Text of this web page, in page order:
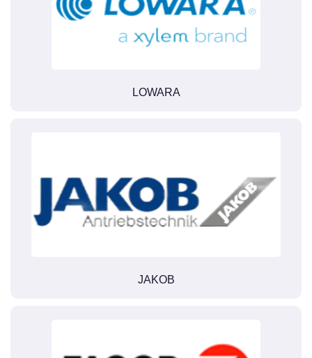
LOWARA
JAKOB